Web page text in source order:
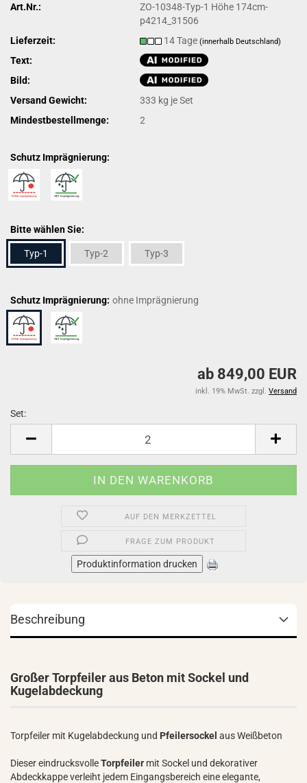
Art.Nr.:
ZO-10348-Typ-1 Höhe 174cm-
p4214_31506
Lieferzeit:
14 Tage(innerhalb Deutschland)
Text:
Bild:
Versand Gewicht:
333 kg je Set
Mindestbestellmenge:
2
Schutz Imprägnierung:
Bitte wählen Sie:
Typ-1 Typ-2 Typ-3
Schutz Imprägnierung: ohne Imprägnierung
ab 849,00 EUR
inkl. 19% MwSt. zzgl. Versand
Set:
AUF DEN MERKZETTEL
FRAGE ZUM PRODUKT
Produktinformation drucken
Beschreibung
Großer Torpfeiler aus Beton mit Sockel und
Kugelabdeckung
Torpfeiler mit Kugelabdeckung und Pfeilersockel aus Weißbeton
Dieser eindrucksvolleTorpfeiler mit Sockel und dekorativer
Abdeckkappe verleiht jedem Eingangsbereich eine elegante,